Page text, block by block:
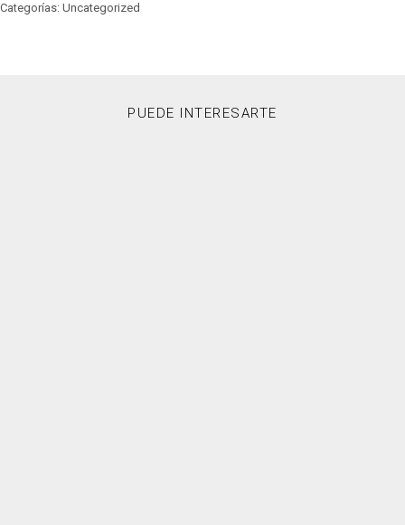
Categorías: Uncategorized
PUEDE INTERESARTE